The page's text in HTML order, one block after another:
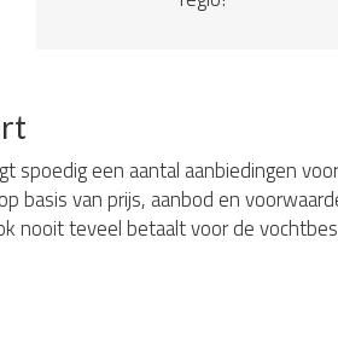
spoedig een aantal aanbiedingen
basis van prijs, aanbod en
nooit teveel betaalt voor de